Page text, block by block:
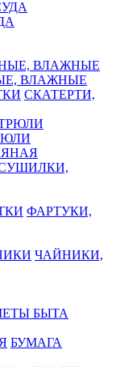
ВЛАЖНЫЕ
СКАТЕРТИ,
ФАРТУКИ,
ЧАЙНИКИ,
БЫТА
БУМАГА